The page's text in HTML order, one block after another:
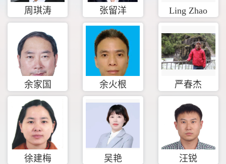
周琪涛 张留洋 Ling Zhao
余家国 余火根 严春杰
徐建梅 吴艳 汪锐